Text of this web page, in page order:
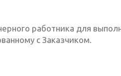
работника для
с Заказчиком.